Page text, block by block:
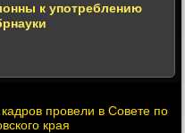
к употреблению
провели в Совете по
края